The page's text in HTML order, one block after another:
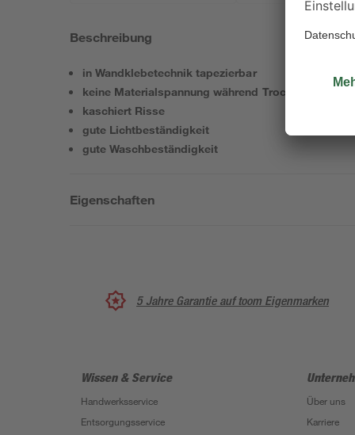
Beschreibung
in Wandklebetechnik tapezierbar
keine Materialspannung während Trocknung
kaschiert Risse
gute Lichtbeständigkeit
gute Waschbeständigkeit
Eigenschaften
5 Jahre Garantie auf toom Eigenmarken
Wissen & Service
Handwerksservice
Entsorgungsservice
Über uns
Karriere